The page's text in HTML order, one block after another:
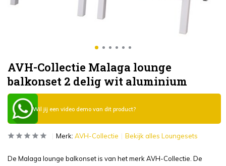
AVH-Collectie Malaga lounge
balkonset 2 delig wit aluminium
Wil jij een video demo van dit product?
Merk: AVH-Collectie Bekijk alles Loungesets
De Malaga lounge balkonset is van het merk AVH-Collectie. De